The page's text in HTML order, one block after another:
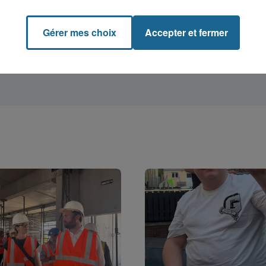
Gérer mes choix Accepter et fermer